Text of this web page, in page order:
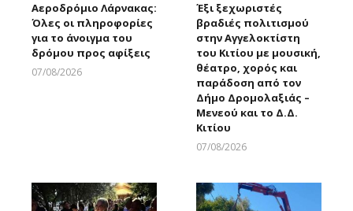
Αεροδρόμιο Λάρνακας:
Όλες οι πληροφορίες
για το άνοιγμα του
δρόμου προς αφίξεις
07/08/2026
Έξι ξεχωριστές
βραδιές πολιτισμού
στην Αγγελοκτίστη
του Κιτίου με μουσική,
θέατρο, χορός και
παράδοση από τον
Δήμο Δρομολαξιάς –
Μενεού και το Δ.Δ.
Κιτίου
07/08/2026